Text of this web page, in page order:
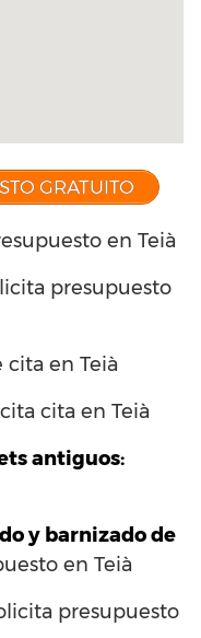
GRATUITO
en Teià
presupuesto
cita en Teià
cita en Teià
antiguos:
y barnizado de
en Teià
presupuesto